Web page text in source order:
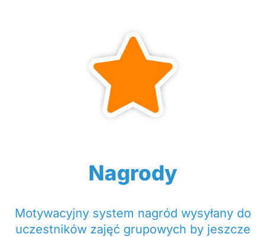
Nagrody
Motywacyjny system nagród wysyłany do
uczestników zajęć grupowych by jeszcze